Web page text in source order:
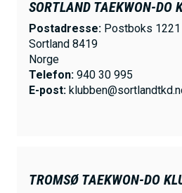
SORTLAND TAEKWON-DO
Postadresse: Postboks 1221
Sortland 8419
Norge
Telefon: 940 30 995
E-post:
TROMSØ TAEKWON-DO